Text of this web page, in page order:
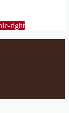
right